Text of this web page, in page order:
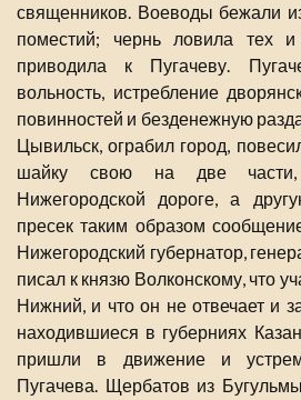
священников. Воеводы бежали
поместий; чернь ловила тех
приводила к Пугачеву.
вольность, истребление
повинностей и безденежную
Цывильск, ограбил город,
шайку свою на две
Нижегородской дороге, а
пресек таким образом
Нижегородский губернатор,
писал к князю Волконскому, что
Нижний, и что он не отвечает и
находившиеся в губерниях
пришли в движение и
Пугачева. Щербатов из